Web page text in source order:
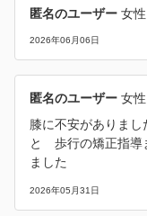
匿名のユーザー 女性
2026年06月06日
匿名のユーザー 女性
膝に不安がありま
と 歩行の矯正指導
ました
2026年05月31日